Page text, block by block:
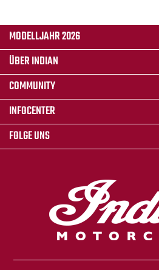
MODELLJAHR 2026
ÜBER INDIAN
COMMUNITY
INFOCENTER
FOLGE UNS